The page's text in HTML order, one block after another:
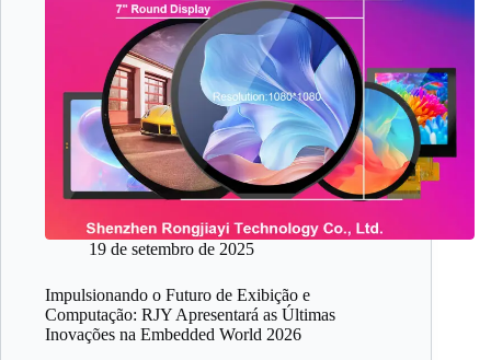
19 de setembro de 2025
Impulsionando o Futuro de Exibição e
Computação: RJY Apresentará as Últimas
Inovações na Embedded World 2026